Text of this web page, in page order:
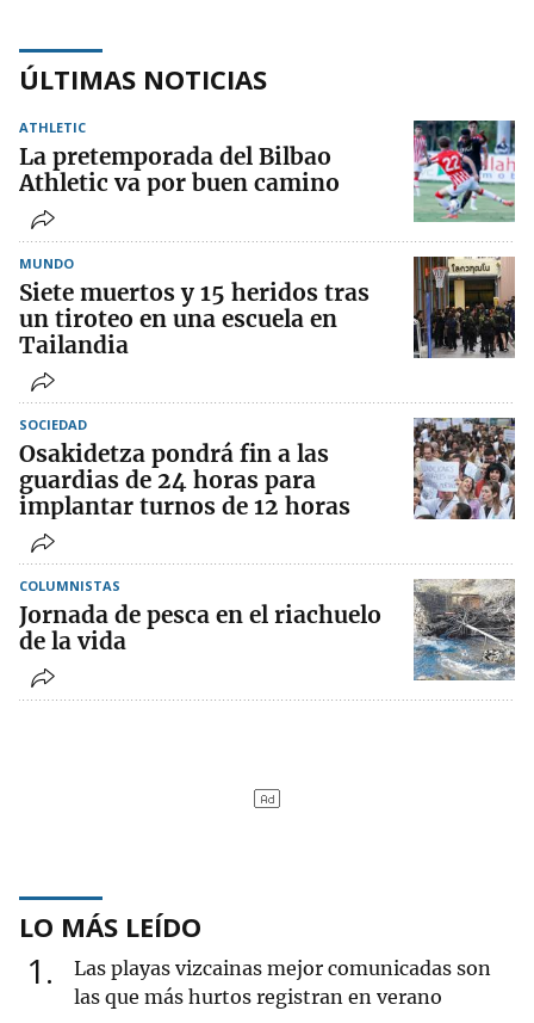
ÚLTIMAS NOTICIAS
ATHLETIC
La pretemporada del Bilbao
Athletic va por buen camino
MUNDO
Siete muertos y 15 heridos tras
un tiroteo en una escuela en
Tailandia
SOCIEDAD
Osakidetza pondrá fin a las
guardias de 24 horas para
implantar turnos de 12 horas
COLUMNISTAS
Jornada de pesca en el riachuelo
de la vida
LO MÁS LEÍDO
1
Las playas vizcainas mejor comunicadas son
las que más hurtos registran en verano